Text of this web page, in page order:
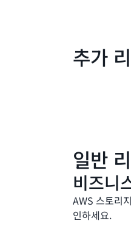
추가
일반
비즈니
AWS 스토리
인하세요.